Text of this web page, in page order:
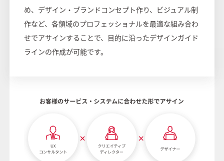
め、デザイン・ブランドコンセプト作り、ビジュアル制
作など、各領域のプロフェッショナルを最適な組み合わ
せでアサインすることで、目的に沿ったデザインガイド
ラインの作成が可能です。